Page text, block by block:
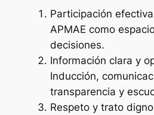
Participación
APMAE como
decisiones.
Información clara y
Inducción,
transparencia y
Respeto y trato